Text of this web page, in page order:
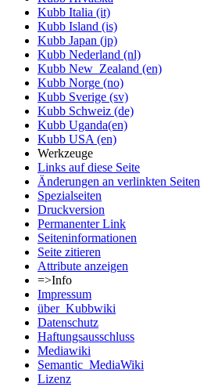
Kubb Italia (it)
Kubb Island (is)
Kubb Japan (jp)
Kubb Nederland (nl)
Kubb New_Zealand (en)
Kubb Norge (no)
Kubb Sverige (sv)
Kubb Schweiz (de)
Kubb Uganda(en)
Kubb USA (en)
Werkzeuge
Links auf diese Seite
Änderungen an verlinkten Seiten
Spezialseiten
Druckversion
Permanenter Link
Seiten­informationen
Seite zitieren
Attribute anzeigen
=>Info
Impressum
über_Kubbwiki
Datenschutz
Haftungsausschluss
Mediawiki
Semantic_MediaWiki
Lizenz